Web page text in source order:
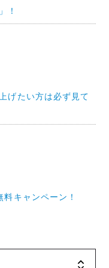
！
げたい方は必ず見て
キャンペーン！